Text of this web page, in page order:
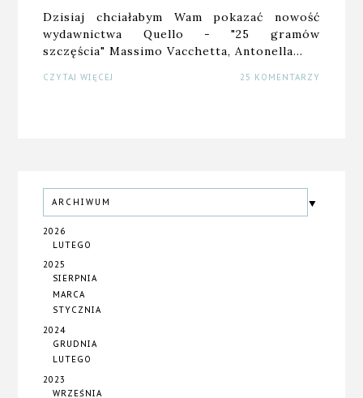
Dzisiaj chciałabym Wam pokazać nowość
wydawnictwa Quello - "25 gramów
szczęścia" Massimo Vacchetta, Antonella…
CZYTAJ WIĘCEJ 25 KOMENTARZY
ARCHIWUM
2026
LUTEGO
2025
SIERPNIA
MARCA
STYCZNIA
2024
GRUDNIA
LUTEGO
2023
WRZEŚNIA